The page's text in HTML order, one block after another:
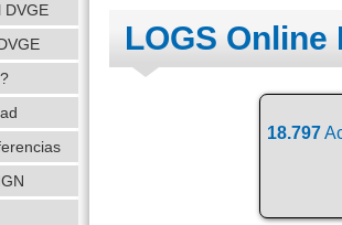
LOGS Online
18.797
DVGE